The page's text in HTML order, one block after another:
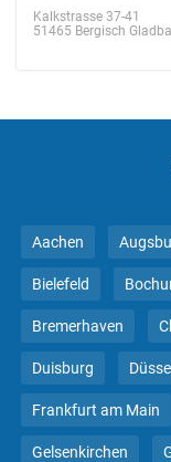
Kalkstrasse 37-41
51465 Bergisch
Aachen
Bielefeld
Bremerhaven
Duisburg
Frankfurt am Main
Gelsenkirchen